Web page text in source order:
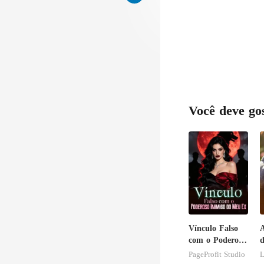
Você deve
Vínculo Falso
com o Poderoso
Inimigo do Meu
PageProfit Studio